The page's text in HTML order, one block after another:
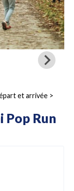
et arrivée >
Pop Run